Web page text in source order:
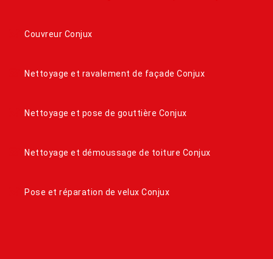
Couvreur Conjux
Nettoyage et ravalement de façade Conjux
Nettoyage et pose de gouttière Conjux
Nettoyage et démoussage de toiture Conjux
Pose et réparation de velux Conjux